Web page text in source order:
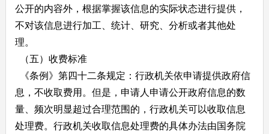
公开的内容外，根据掌握该信息的实际状态进行提供，
不对该信息进行加工、统计、研究、分析或者其他处
理。
（五）收费标准
《条例》第四十二条规定：行政机关依申请提供政府信
息，不收取费用。但是，申请人申请公开政府信息的数
量、频次明显超过合理范围的，行政机关可以收取信息
处理费。行政机关收取信息处理费的具体办法由国务院